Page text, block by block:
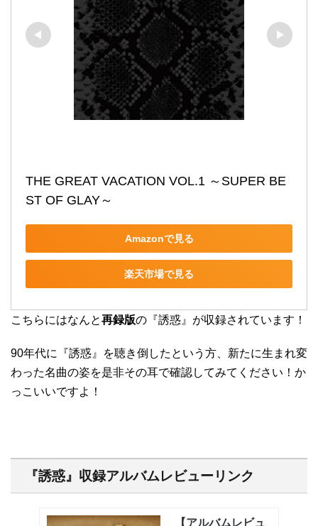
THE GREAT VACATION VOL.1 ～SUPER BE
ST OF GLAY～
Amazonで見る
楽天市場で見る
こちらにはなんと再録版の『誘惑』が収録されています！
90年代に『誘惑』を聴き倒したという方、新たに生まれ変
わった名曲の姿を是非その耳で確認してみてください！か
っこいいですよ！
『誘惑』収録アルバムレビューリンク